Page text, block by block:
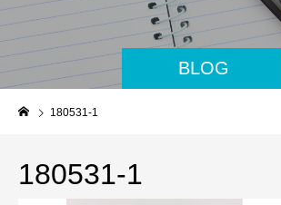
BLOG
180531-1
180531-1